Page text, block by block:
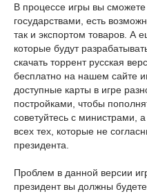
В процессе игры вы сможете
государствами, есть
так и экспортом товаров. А
которые будут
скачать торрент русская
бесплатно на нашем сайте
доступные карты в игре
постройками, чтобы
советуйтесь с министрами,
всех тех, которые не
президента.
Проблем в данной версии
президент вы должны